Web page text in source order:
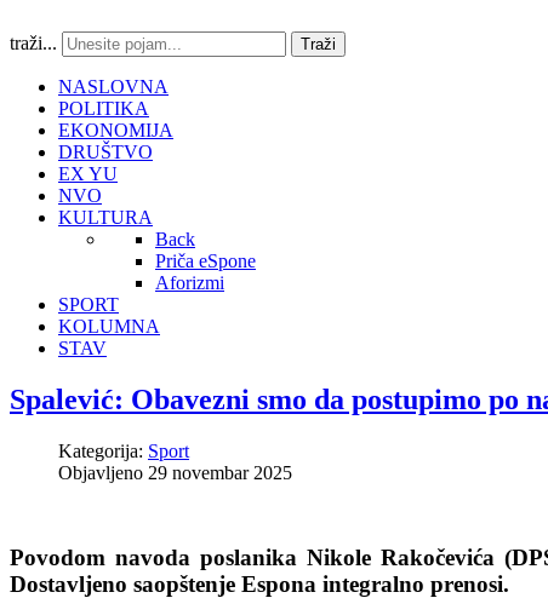
traži... Traži
NASLOVNA
POLITIKA
EKONOMIJA
DRUŠTVO
EX YU
NVO
KULTURA
Back
Priča eSpone
Aforizmi
SPORT
KOLUMNA
STAV
Spalević: Obavezni smo da postupimo po
Kategorija: Sport
Objavljeno 29 novembar 2025
Povodom navoda poslanika Nikole Rakočevića
Dostavljeno saopštenje Espona integralno prenosi.